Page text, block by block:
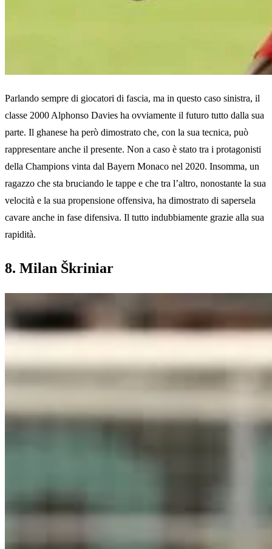
Parlando sempre di giocatori di fascia, ma in questo caso sinistra, il
classe 2000 Alphonso Davies ha ovviamente il futuro tutto dalla sua
parte. Il ghanese ha però dimostrato che, con la sua tecnica, può
rappresentare anche il presente. Non a caso è stato tra i protagonisti
della Champions vinta dal Bayern Monaco nel 2020. Insomma, un
ragazzo che sta bruciando le tappe e che tra l’altro, nonostante la sua
velocità e la sua propensione offensiva, ha dimostrato di sapersela
cavare anche in fase difensiva. Il tutto indubbiamente grazie alla sua
rapidità.
8. Milan Škriniar